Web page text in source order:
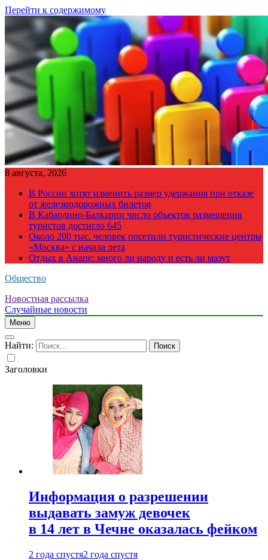
Перейти к содержимому
8 августа, 2026
В России хотят изменить размер удержания при отказе
от железнодорожных билетов
В Кабардино-Балкарии число объектов размещения
туристов достигло 645
Около 200 тыс. человек посетили туристические центры
«Москва» с начала лета
Отдых в Анапе: много ли народу и есть ли мазут
Общество
Новостная рассылка
Случайные новости
Меню
Найти:
Заголовки
Информация о разрешении
выдавать замуж девочек
в 14 лет в Чечне оказалась фейком
2 года спустя2 года спустя